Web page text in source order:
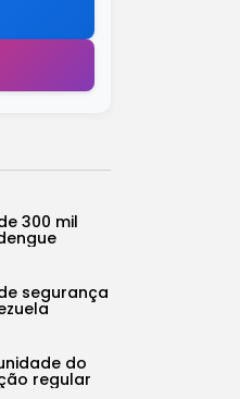
300 mil
segurança
do
regular